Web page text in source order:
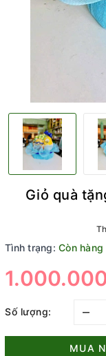
Giỏ quà
Tình trạng: Còn hàng
Số lượng: –
MUA